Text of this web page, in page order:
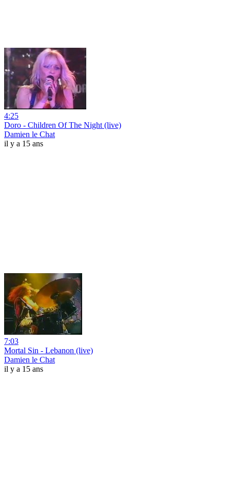
4:25
Doro - Children Of The Night (live)
Damien le Chat
il y a 15 ans
7:03
Mortal Sin - Lebanon (live)
Damien le Chat
il y a 15 ans